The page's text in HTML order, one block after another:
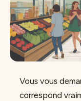
Vous vous
correspond